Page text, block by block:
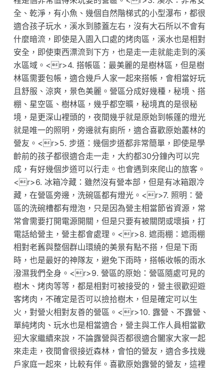
全、乾淨，有小魚、幾個自然階梯式的小型瀑布，都很
適合孩子玩水，溪水到膝蓋左右，沒有大石所以不會有
什麼暗流，即使是入園入口處的烤肉區，溪水也是相對
安全，即使東西漂流到下方，也是走一走就能走到的溪
水區域。<r>4. 搭帳區：最美麗的是樹林區，但是樹
林區需要包帳，適合幾戶人家一起來搭帳，會相當好玩
且舒服、涼爽，景色美麗。營區分成好幾種，秘境、搭
棚、星空區、樹林區，幾乎都空曠，秘境真的是很秘
境，是更深山裡頭的，夜間幾乎就是原始到帳篷的燈光
就是唯一的照明，旁邊就有廁所，適合喜歡原始叢林的
營友。<r>5. 步道：幾個步道都非常簡單，即使是學
齡前的孩子都很適合走一走，大約都30分鐘內可以完
成，有好幾個步道可以行走。也會遇到來爬山的旅客。
<r>6. 冰箱冷藏：雖然沒有營本部，但是有冰箱跟冷
藏，在營區旁邊，洗碗區都有燈光。<r>7. 照明：營
區的洗碗槽都有燈泡，只是因為營主相當節省資源，常
常會需要打開電源開關，但是只要有被關閉或壞損，打
電話給營主，營主都會處理。<r>8. 遮雨棚：遮雨棚
相對老舊與整個群山環繞的美景有點不搭，但是下雨
時，也是最好的神隊友，避免下雨時，搭帳收帳的雨水
潑濕我們全身。<r>9. 營區的原始：營區隨處可見的
樹木、烤肉等等，都是相對可被接受的，營主很歡迎遊
客烤肉，不確定是否可以撿拾樹木，但是確定可以生
火，對營火相對友善的營區。<r>10. 露營、不露營、
單純烤肉、玩水也是相當適合，營主與工作人員相當歡
迎大家繼續來說，不論露營與否都很適合闔家大家一起
來走走，夜間會很接近森林，會怕的營友，適合多找幾
戶家庭一起來，比較有伴。喜歡原始露營的營友，這裡